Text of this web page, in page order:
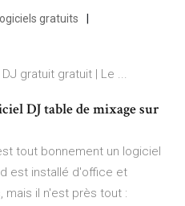
gratuits
gratuit gratuit | Le ...
DJ table de mixage sur
tout bonnement un logiciel
est installé d'office et
mais il n'est près tout :